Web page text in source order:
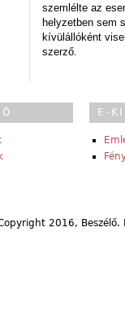
szemlélte az
helyzetben sem
kívülállóként
szerző.
E-
2016,